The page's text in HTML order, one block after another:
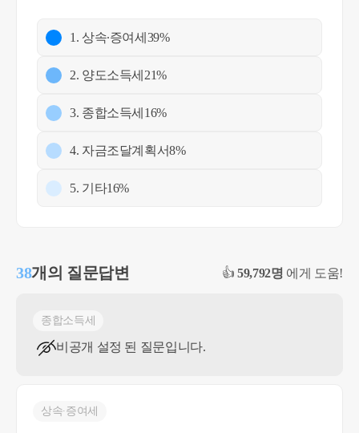
1. 상속∙증여세 39%
2. 양도소득세 21%
3. 종합소득세 16%
4. 자금조달계획서8%
5. 기타16%
38개의 질문답변 👍59,792명 에게 도움!
종합소득세
비공개 설정 된 질문입니다.
상속∙증여세